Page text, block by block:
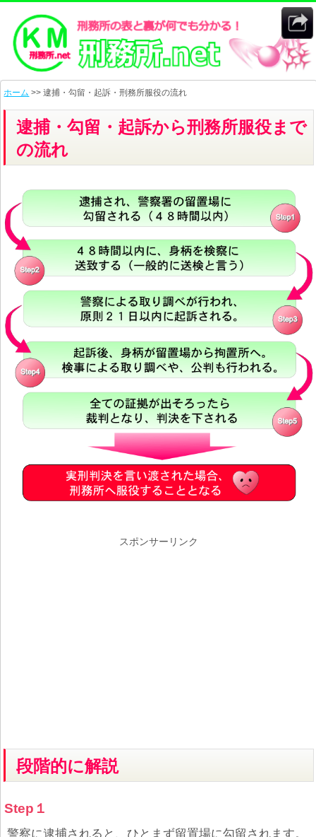
ホーム >> 逮捕・勾留・起訴・刑務所服役の流れ
逮捕・勾留・起訴から刑務所服役まで
の流れ
スポンサーリンク
段階的に解説
Step１
警察に逮捕されると、ひとまず留置場に勾留されます。